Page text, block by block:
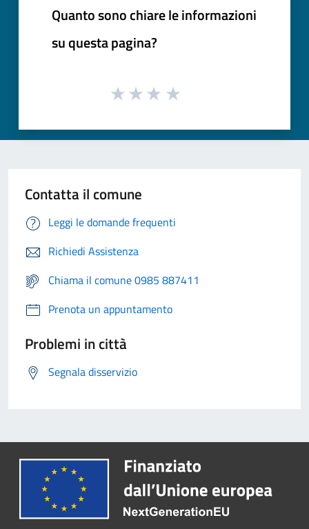
Quanto sono chiare le informazioni
su questa pagina?
Contatta il comune
Leggi le domande frequenti
Richiedi Assistenza
Chiama il comune 0985 887411
Prenota un appuntamento
Problemi in città
Segnala disservizio